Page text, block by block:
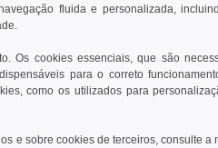
fluida e personalizada,
Os cookies essenciais, que são
para o correto
como os utilizados para
e sobre cookies de terceiros, consulte a